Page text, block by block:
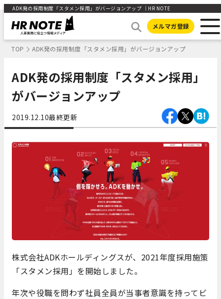
ADK発の採用制度「スタメン採用」がバージョンアップ ｜HR NOTE
メルマガ登録
TOP ADK発の採用制度「スタメン採用」がバージョンアップ
ADK発の採用制度「スタメン採用」
がバージョンアップ
2019.12.10最終更新
株式会社ADKホールディングスが、2021年度採用施策
「スタメン採用」を開始しました。
年次や役職を問わず社員全員が当事者意識を持ってビ